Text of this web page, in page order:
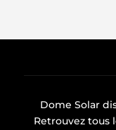
Dome Solar
Retrouvez tous